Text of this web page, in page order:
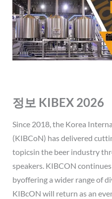
정보 KIBEX 2026
Since 2018, the Korea
(KIBCoN) has delivered
topicsin the beer industry
speakers. KIBCON
byoffering a wider range of
KIBcON will return as an